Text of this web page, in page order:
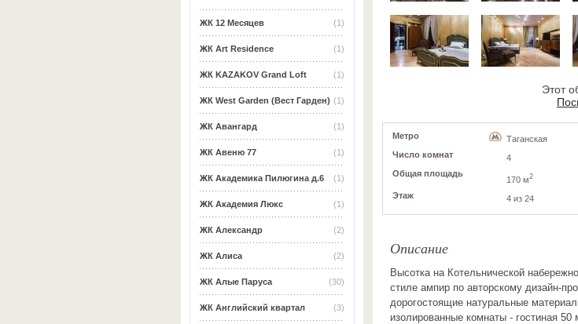
(1)
ЖК 12 Месяцев
(1)
ЖК Art Residence
(1)
ЖК KAZAKOV Grand Loft
(1)
ЖК West Garden (Вест Гарден)
(1)
ЖК Авангард
(1)
ЖК Авеню 77
(1)
ЖК Академика Пилюгина д.6
(1)
ЖК Академия Люкс
(2)
ЖК Александр
(2)
ЖК Алиса
(30)
ЖК Алые Паруса
(3)
ЖК Английский квартал
Этот
Метро
Таганская
Число комнат
4
Общая площадь
170 м2
Этаж 4 из 24
Описание
Высотка на Котельнической
стиле ампир по авторскому дизайн-
дорогостоящие натуральные
изолированные комнаты - гостиная